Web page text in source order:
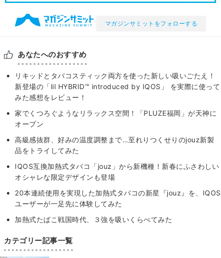
マガジンサミットをフォローする
あなたへのおすすめ
リキッドとタバコスティック両方を使った新しい吸いごたえ！
新登場の「lil HYBRID™ introduced by IQOS」 を実際に使って
みた感想をレビュー！
家でくつろぐようなリラックス空間！「PLUZE福岡」が天神に
オープン
高級感抜群、好みの温度調整まで…至れりつくせりのjouz新製
品をトライしてみた
IQOS互換加熱式タバコ「jouz」から新機種！新春にふさわしい
オシャレな限定デザインも登場
20本連続使用を実現した加熱式タバコの新星『jouz』を、IQOS
ユーザーが一足先に体験してみた
加熱式たばこ戦国時代、３強を吸いくらべてみた
カテゴリー記事一覧